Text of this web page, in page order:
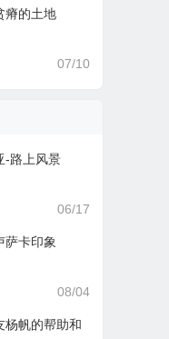
瘠的土地
07/10
-路上风景
06/17
萨卡印象
08/04
杨帆的帮助和